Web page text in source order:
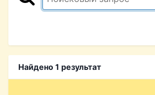
Найдено 1 результат